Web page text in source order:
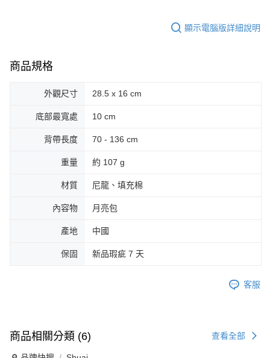
顯示電腦版詳細說明
商品規格
外觀尺寸 28.5 x 16 cm
底部最寬處 10 cm
背帶長度 70 - 136 cm
重量 約 107 g
材質 尼龍、填充棉
內容物 月亮包
產地 中國
保固 新品瑕疵 7 天
客服
商品相關分類 (6) 查看全部